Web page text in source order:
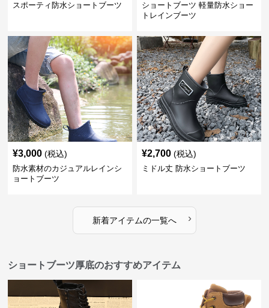
スポーティ防水ショートブーツ
ショートブーツ 軽量防水ショー
トレインブーツ
¥3,000 (税込)
防水素材のカジュアルレインシ
ョートブーツ
¥2,700 (税込)
ミドル丈 防水ショートブーツ
新着アイテムの一覧へ ›
ショートブーツ厚底のおすすめアイテム